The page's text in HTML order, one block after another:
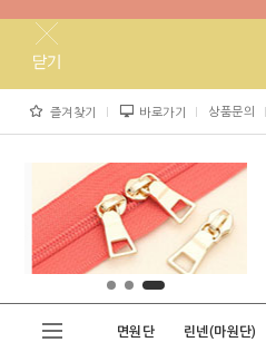
즐겨찾기 바로가기 상품문의
면원단 린넨(마원단)